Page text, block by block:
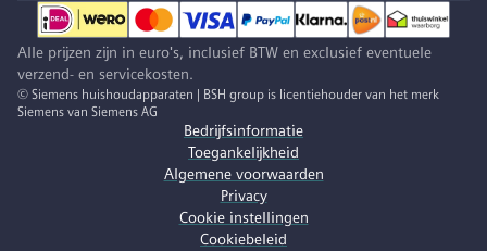
Alle prijzen zijn in euro's, inclusief BTW en exclusief eventuele
verzend- en servicekosten.
© Siemens huishoudapparaten | BSH group is licentiehouder van het merk
Siemens van Siemens AG
Bedrijfsinformatie
Toegankelijkheid
Algemene voorwaarden
Privacy
Cookie instellingen
Cookiebeleid